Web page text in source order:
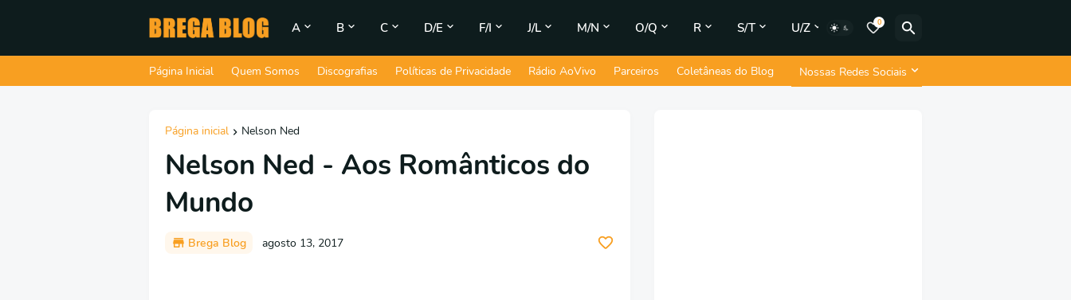
A B C D/E F/I J/L M/N O/Q R S/T U/Z 0
Página Inicial Quem Somos Discografias Políticas de Privacidade Rádio AoVivo Parceiros Coletâneas do Blog Nossas Redes Sociais
Página inicial Nelson Ned
Nelson Ned - Aos Românticos do
Mundo
Brega Blog agosto 13, 2017